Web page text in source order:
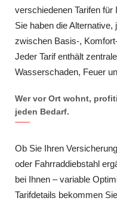
verschiedenen Tarifen
Sie haben die
zwischen Basis-,
Jeder Tarif enthält
Wasserschaden, Feuer
Wer vor Ort wohnt,
jeden Bedarf.
Ob Sie Ihren
oder Fahrraddiebstahl
bei Ihnen – variable
Tarifdetails bekommen